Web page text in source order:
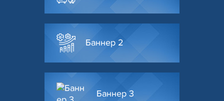
Баннер 2
Баннер 3